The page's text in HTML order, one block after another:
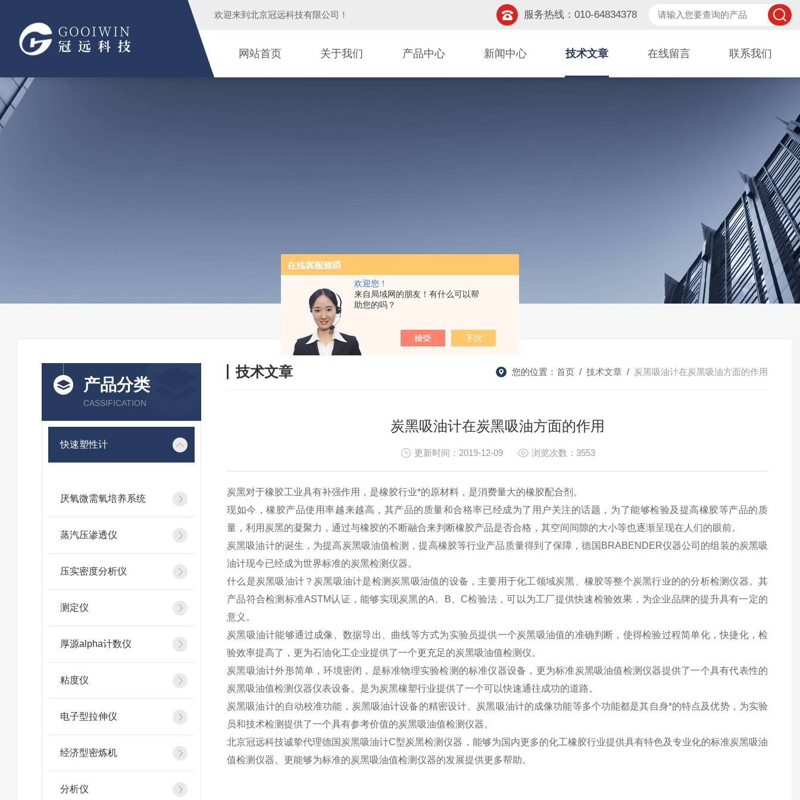
欢迎您！
来自局域网的朋友！有什么可以帮
助您的吗？
欢迎来到 北京冠远科技有限公司 ！ 服务热线：010-64834378
网站首页 关于我们 产品中心 新闻中心 技术文章 在线留言 联系我们
产品分类
CASSIFICATION
快速塑性计
厌氧微需氧培养系统
蒸汽压渗透仪
压实密度分析仪
测定仪
厚源alpha计数仪
粘度仪
电子型拉伸仪
经济型密炼机
分析仪
技术文章 您的位置： 首页 / 技术文章 / 炭黑吸油计在炭黑吸油方面的作用
炭黑吸油计在炭黑吸油方面的作用
更新时间：2019-12-09 浏览次数：3553
炭黑对于橡胶工业具有补强作用，是橡胶行业*的原材料，是消费量大的橡胶配合剂。
现如今，橡胶产品使用率越来越高，其产品的质量和合格率已经成为了用户关注的话题，为了能够检验及提高橡胶等产品的质
量，利用炭黑的凝聚力，通过与橡胶的不断融合来判断橡胶产品是否合格，其空间间隙的大小等也逐渐呈现在人们的眼前。
炭黑吸油计的诞生，为提高炭黑吸油值检测，提高橡胶等行业产品质量得到了保障，德国BRABENDER仪器公司的组装的炭黑吸
油计现今已经成为世界标准的炭黑检测仪器。
什么是炭黑吸油计？炭黑吸油计是检测炭黑吸油值的设备，主要用于化工领域炭黑、橡胶等整个炭黑行业的的分析检测仪器。其
产品符合检测标准ASTM认证，能够实现炭黑的A、B、C检验法，可以为工厂提供快速检验效果，为企业品牌的提升具有一定的
意义。
炭黑吸油计能够通过成像、数据导出、曲线等方式为实验员提供一个炭黑吸油值的准确判断，使得检验过程简单化，快捷化，检
验效率提高了，更为石油化工企业提供了一个更充足的炭黑吸油值检测仪。
炭黑吸油计外形简单，环境密闭，是标准物理实验检测的标准仪器设备，更为标准炭黑吸油值检测仪器提供了一个具有代表性的
炭黑吸油值检测仪器仪表设备。是为炭黑橡塑行业提供了一个可以快速通往成功的道路。
炭黑吸油计的自动校准功能，炭黑吸油计设备的精密设计、炭黑吸油计的成像功能等多个功能都是其自身*的特点及优势，为实验
员和技术检测提供了一个具有参考价值的炭黑吸油值检测仪器。
北京冠远科技诚挚代理德国炭黑吸油计C型炭黑检测仪器，能够为国内更多的化工橡胶行业提供具有特色及专业化的标准炭黑吸油
值检测仪器。更能够为标准的炭黑吸油值检测仪器的发展提供更多帮助。